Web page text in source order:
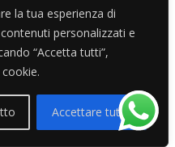
la tua esperienza di
personalizzati e
“Accetta tutti”,
Accettare tutto